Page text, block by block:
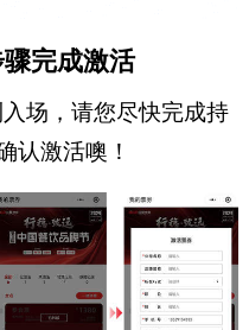
完成激活
场，请您尽快完成持
认激活噢！